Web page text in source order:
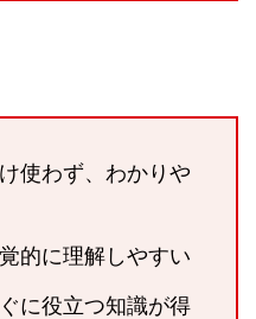
使わず、わかりや
的に理解しやすい
に役立つ知識が得